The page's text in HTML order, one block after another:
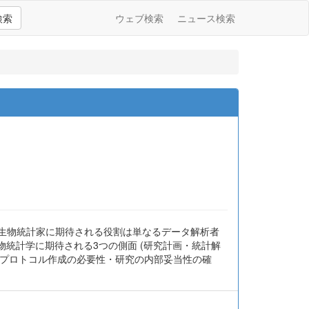
索 ウェブ検索 ニュース検索
統計家に期待される役割は単なるデータ解析者
計学に期待される3つの側面 (研究計画・統計解
ロトコル作成の必要性・研究の内部妥当性の確